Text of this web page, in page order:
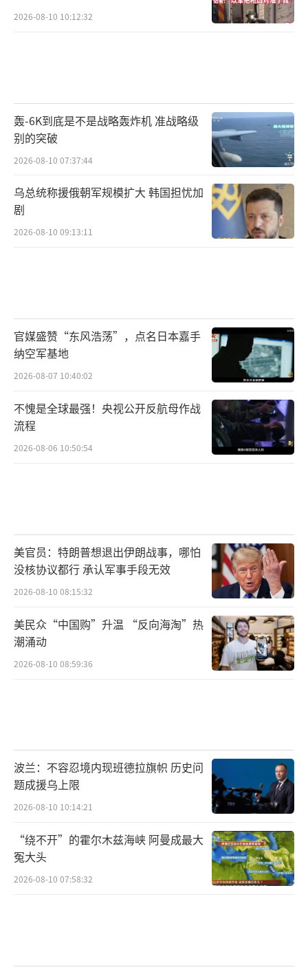
2026-08-10 10:12:32
轰-6K到底是不是战略轰炸机 准战略级
别的突破
2026-08-10 07:37:44
乌总统称援俄朝军规模扩大 韩国担忧加
剧
2026-08-10 09:13:11
官媒盛赞“东风浩荡”，点名日本嘉手
纳空军基地
2026-08-07 10:40:02
不愧是全球最强！央视公开反航母作战
流程
2026-08-06 10:50:54
美官员：特朗普想退出伊朗战事，哪怕
没核协议都行 承认军事手段无效
2026-08-10 08:15:32
美民众“中国购”升温 “反向海淘”热
潮涌动
2026-08-10 08:59:36
波兰：不容忍境内现班德拉旗帜 历史问
题成援乌上限
2026-08-10 10:14:21
“绕不开”的霍尔木兹海峡 阿曼成最大
冤大头
2026-08-10 07:58:32